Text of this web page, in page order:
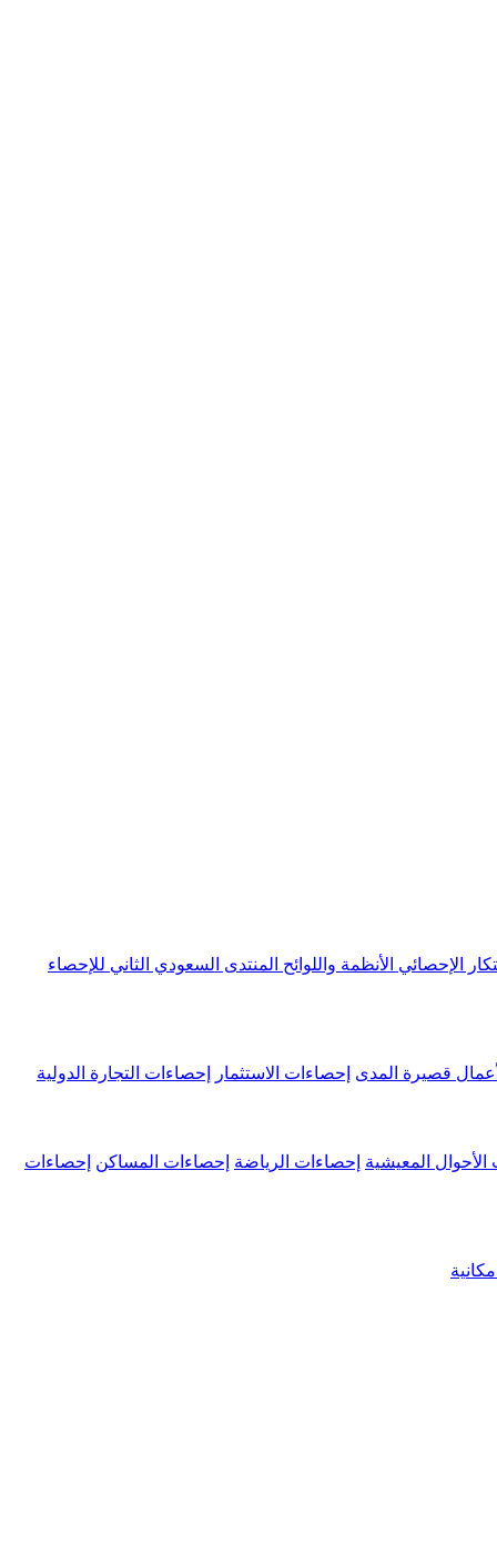
الإحصائي الأنظمة واللوائح المنتدى السعودي الثاني للإحصاء
قصيرة المدى إحصاءات الاستثمار إحصاءات التجارة الدولية
الأحوال المعيشية إحصاءات الرياضة إحصاءات المساكن إحصاءات